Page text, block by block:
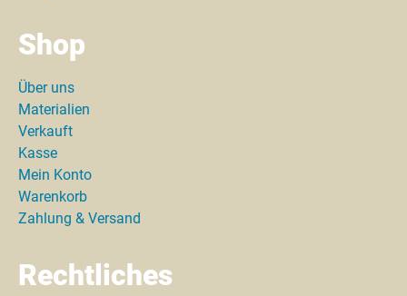
Shop
Über uns
Materialien
Verkauft
Kasse
Mein Konto
Warenkorb
Zahlung & Versand
Rechtliches